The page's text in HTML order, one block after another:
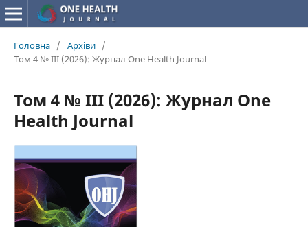
Головна / Архіви /
Том 4 № III (2026): Журнал One Health Journal
Том 4 № III (2026): Журнал One
Health Journal